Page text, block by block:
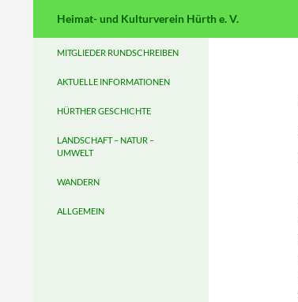
Heimat- und Kulturverein Hürth e. V.
MITGLIEDER RUNDSCHREIBEN
AKTUELLE INFORMATIONEN
HÜRTHER GESCHICHTE
LANDSCHAFT – NATUR –
UMWELT
WANDERN
ALLGEMEIN